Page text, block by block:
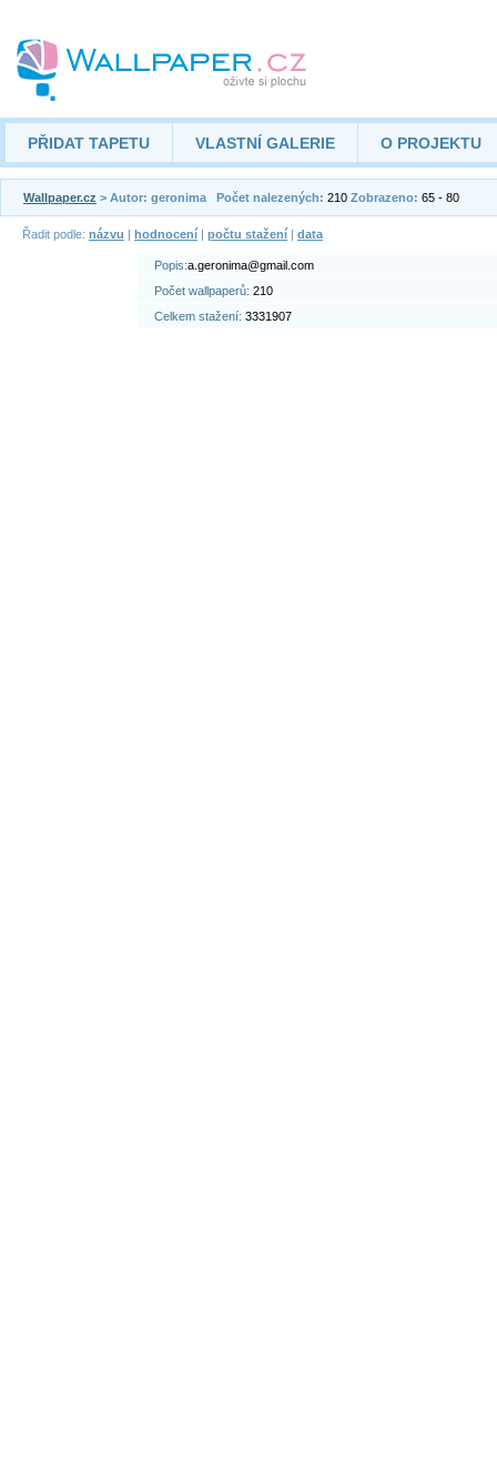
PŘIDAT TAPETU VLASTNÍ GALERIE O PROJEKTU
Wallpaper.cz > Autor: geronima Počet nalezených: 210 Zobrazeno: 65 - 80
Řadit podle: názvu | hodnocení | počtu stažení | data
Popis:a.geronima@gmail.com
Počet wallpaperů: 210
Celkem stažení: 3331907